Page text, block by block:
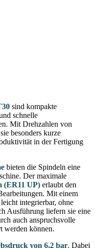
sind kompakte
schnelle
Mit Drehzahlen von
besonders kurze
in der Fertigung
bieten die Spindeln eine
Der maximale
(ER11 UP) erlaubt den
Mit einem
integrierbar, ohne
Ausführung liefern sie eine
auch anspruchsvolle
werden können.
von 6,2 bar. Dabei